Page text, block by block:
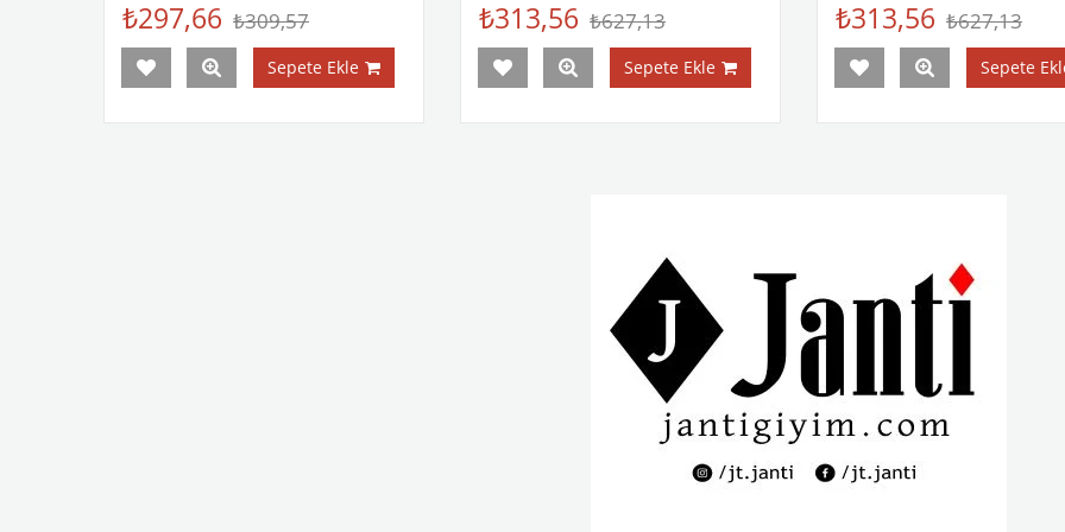
₺297,66 ₺309,57
Sepete Ekle
₺313,56 ₺627,13
Sepete Ekle
₺313,56 ₺627,13
Sepete